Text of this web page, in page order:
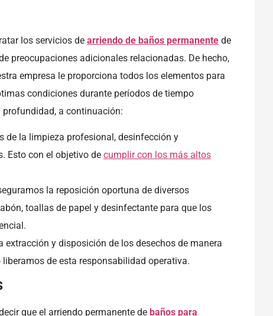
los servicios de arriendo de baños permanente de
preocupaciones adicionales relacionadas. De hecho,
empresa le proporciona todos los elementos para
condiciones durante períodos de tiempo
profundidad, a continuación:
de la limpieza profesional, desinfección y
Esto con el objetivo de cumplir con los más altos
la reposición oportuna de diversos
toallas de papel y desinfectante para que los
extracción y disposición de los desechos de manera
de esta responsabilidad operativa.
que el arriendo permanente de baños para